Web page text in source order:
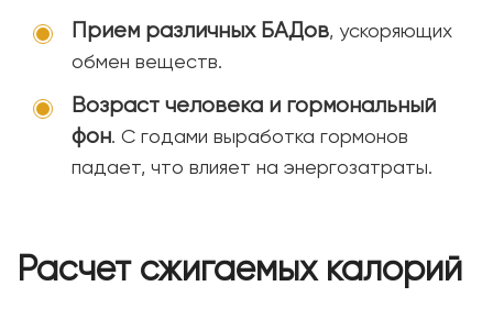
Прием различных БАДов, ускоряющих
обмен веществ.
Возраст человека и гормональный
фон. С годами выработка гормонов
падает, что влияет на энергозатраты.
Расчет сжигаемых калорий